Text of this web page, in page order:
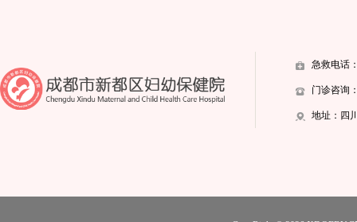
急救电话
门诊咨询
地址：四